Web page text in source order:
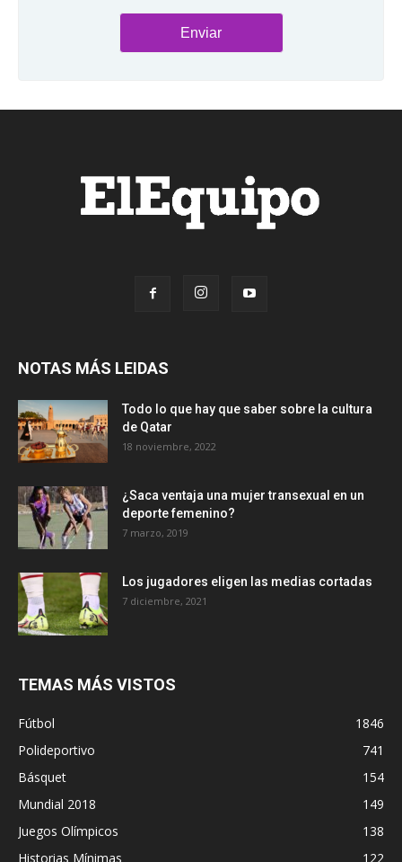
NOTAS MÁS LEIDAS
Todo lo que hay que saber sobre la cultura
de Qatar
18 noviembre, 2022
¿Saca ventaja una mujer transexual en un
deporte femenino?
7 marzo, 2019
Los jugadores eligen las medias cortadas
7 diciembre, 2021
TEMAS MÁS VISTOS
Fútbol
1846
Polideportivo
741
Básquet
154
Mundial 2018
149
Juegos Olímpicos
138
Historias Mínimas
122